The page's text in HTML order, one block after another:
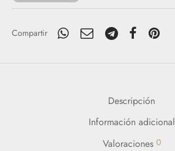
era:
26,99€.
es:
20,24€.
Compartir
Descripción
Información adicional
Valoraciones 0